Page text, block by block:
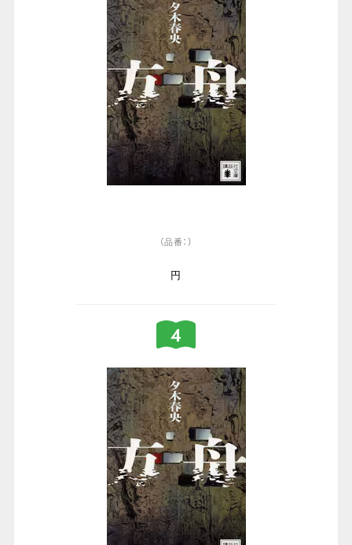
（品番：）
円